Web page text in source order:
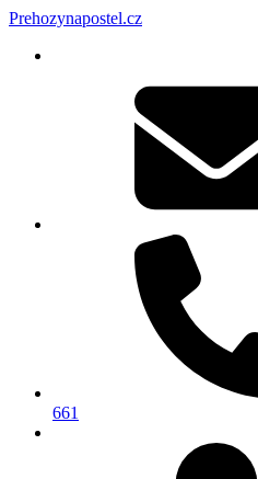
Prehozynapostel.cz
661